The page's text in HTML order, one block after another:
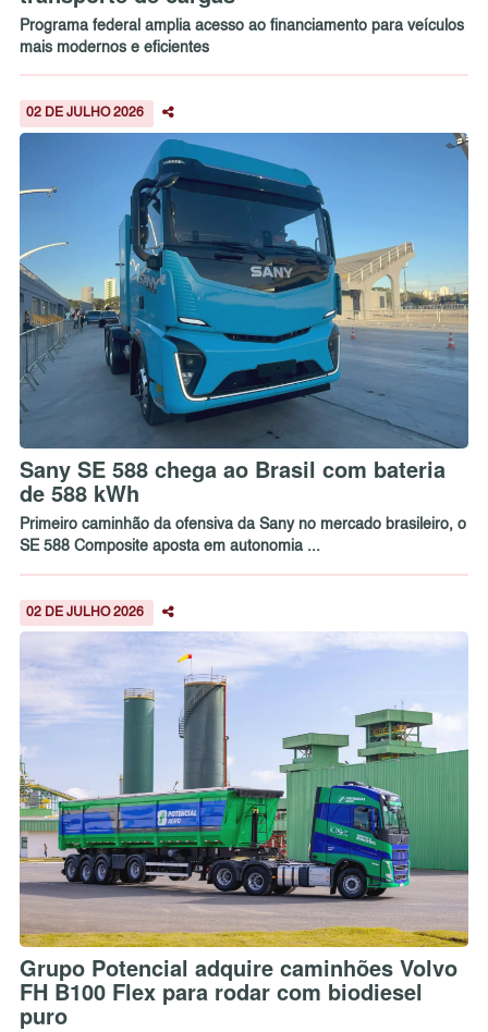
Programa federal amplia acesso ao financiamento para veículos
mais modernos e eficientes
02 DE JULHO 2026
Sany SE 588 chega ao Brasil com bateria
de 588 kWh
Primeiro caminhão da ofensiva da Sany no mercado brasileiro, o
SE 588 Composite aposta em autonomia ...
02 DE JULHO 2026
Grupo Potencial adquire caminhões Volvo
FH B100 Flex para rodar com biodiesel
puro